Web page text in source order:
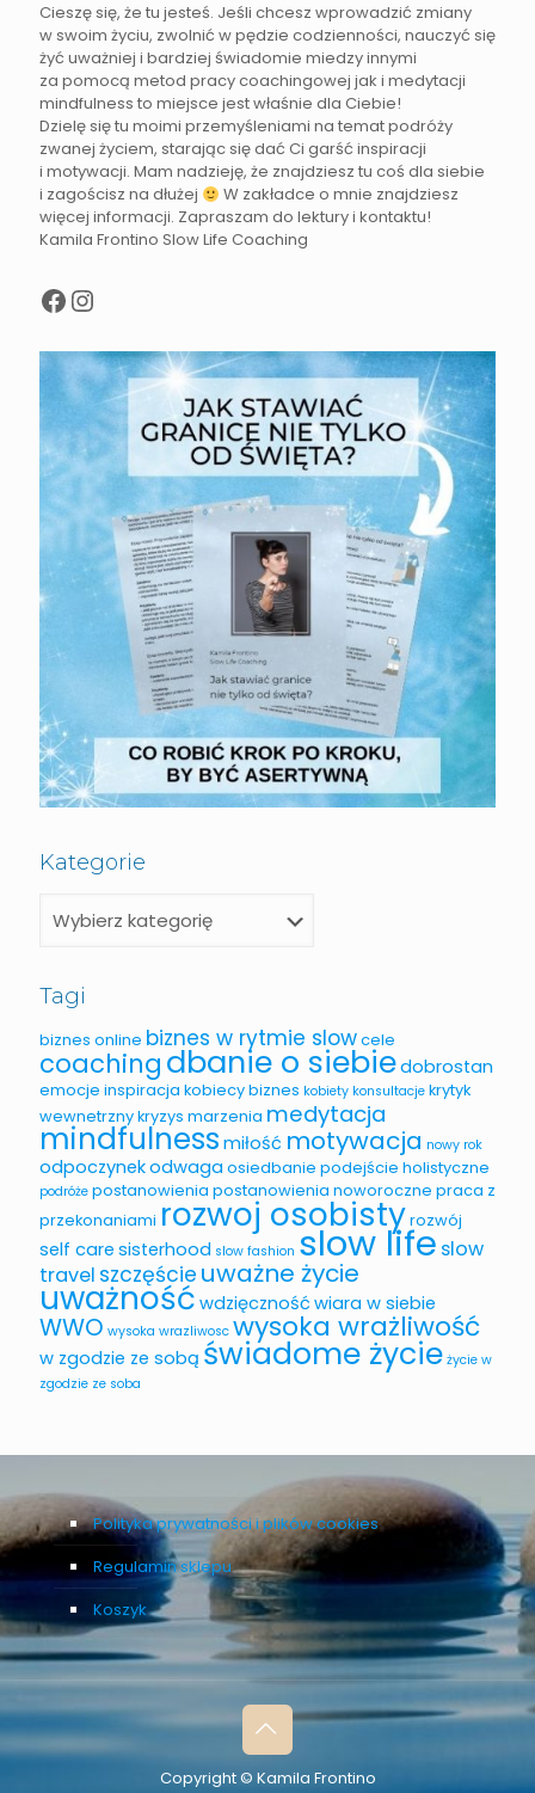
Cieszę się, że tu jesteś. Jeśli chcesz wprowadzić zmiany
w swoim życiu, zwolnić w pędzie codzienności, nauczyć się
żyć uważniej i bardziej świadomie miedzy innymi
za pomocą metod pracy coachingowej jak i medytacji
mindfulness to miejsce jest właśnie dla Ciebie!
Dzielę się tu moimi przemyśleniami na temat podróży
zwanej życiem, starając się dać Ci garść inspiracji
i motywacji. Mam nadzieję, że znajdziesz tu coś dla siebie
i zagościsz na dłużej
W zakładce o mnie znajdziesz
więcej informacji. Zapraszam do lektury i kontaktu!
Kamila Frontino Slow Life Coaching
Kategorie
Tagi
biznes online biznes w rytmie slowcele
coaching dbanie o siebiedobrostan
emocje inspiracja kobiecy biznes kobiety konsultacje krytyk
wewnetrznykryzys marzenia medytacja
mindfulness miłość motywacja nowy rok
odpoczynekodwaga osiedbanie podejście holistyczne
podróże postanowienia postanowienia noworoczne praca z
przekonaniami rozwoj osobistyrozwój
self care sisterhood slow fashion slow life slow
travel szczęście uważne życie
uważność wdzięczność wiara w siebie
WWO wysoka wrazliwosc wysoka wrażliwość
w zgodzie ze sobą świadome życie życie w
zgodzie ze soba
Polityka prywatności i plików cookies
Regulamin sklepu
Koszyk
Copyright © Kamila Frontino